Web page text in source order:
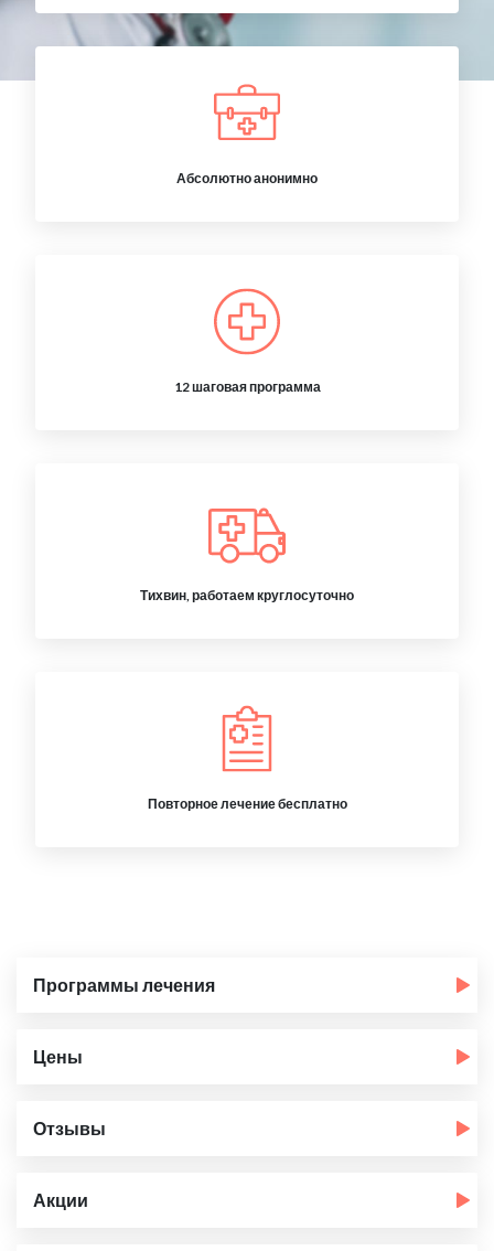
Абсолютно анонимно
12 шаговая программа
Тихвин, работаем круглосуточно
Повторное лечение бесплатно
Программы лечения
Цены
Отзывы
Акции